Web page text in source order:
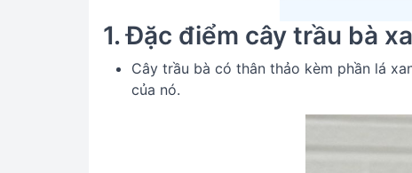
1. Đặc điểm cây trầu bà
Cây trầu bà có thân thảo kèm phần lá
của nó.